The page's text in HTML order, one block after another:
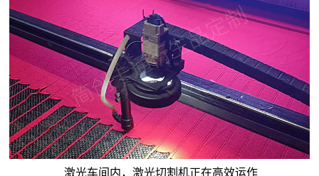
激光车间内，激光切割机正在高效运作